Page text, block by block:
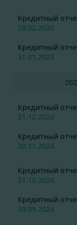
Кредитный
28.02.2025
Кредитный
31.01.2025
Кредитный
31.12.2024
Кредитный
30.11.2024
Кредитный
31.10.2024
Кредитный
30.09.2024